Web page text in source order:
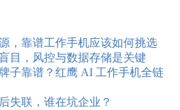
，靠谱工作手机应该如何挑选
目，风控与数据存储是关键
子靠谱？红鹰 AI 工作手机全链
失联，谁在坑企业？